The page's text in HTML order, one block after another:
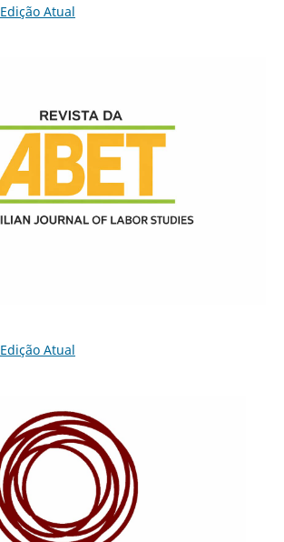
Edição Atual
Edição Atual